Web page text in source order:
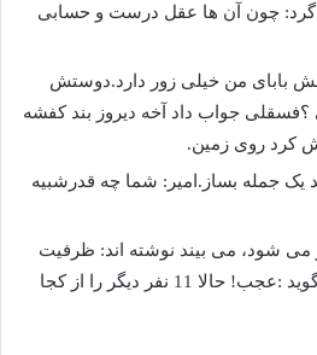
چون آن ها عقل درست و حسابی
بابای من خیلی زور دارد.دوستش
؟فسقلی جواب داد آخه دیروز بند کفشه
کرد روی زمین.
یک جمله بساز.امیر: شما چه قدرشبیه
می شود، می بیند نوشته اند: ظرفیت
:12 نفر.با خودش می گوید :عجب! حالا 11 نفر دیگر را از کجا